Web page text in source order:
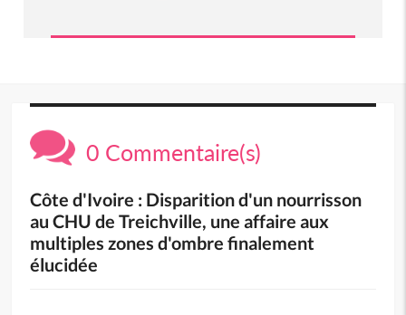
0 Commentaire(s)
Côte d'Ivoire : Disparition d'un nourrisson
au CHU de Treichville, une affaire aux
multiples zones d'ombre finalement
élucidée